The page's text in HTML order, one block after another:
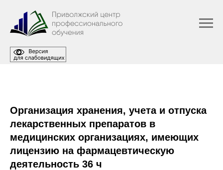
Организация хранения, учета и отпуска
лекарственных препаратов в
медицинских организациях, имеющих
лицензию на фармацевтическую
деятельность 36 ч